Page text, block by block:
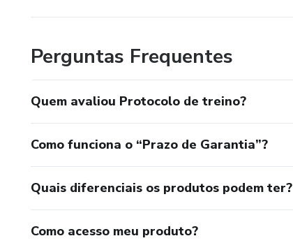
Perguntas Frequentes
Quem avaliou Protocolo de treino?
Como funciona o “Prazo de Garantia”?
Quais diferenciais os produtos podem ter?
Como acesso meu produto?